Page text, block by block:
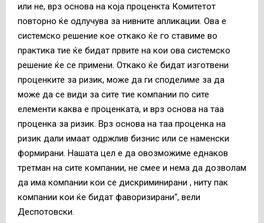
или не, врз основа на која проценкта Комитетот
повторно ќе одлучува за нивните апликации. Ова е
системско решение кое откако ќе го ставиме во
практика тие ќе бидат првите на кои ова системско
решение ќе се примени. Откако ќе бидат изготвени
проценките за ризик, може да ги споделиме за да
може да се види за сите тие компании по сите
елементи каква е проценката, и врз основа на таа
проценка за ризик. Врз основа на таа проценка на
ризик дали имаат одржлив бизнис или се наменски
формирани. Нашата цел е да овозможиме еднаков
третман на сите компании, не смее и нема да дозволам
да има компании кои се дискриминирани , ниту пак
компании кои ќе бидат фаворизирани“, вели
Деспотовски.